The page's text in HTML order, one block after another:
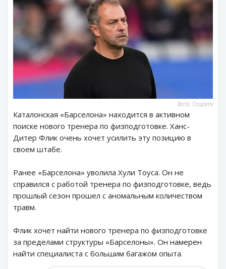
Фото: Соцсети
Каталонская «Барселона» находится в активном
поиске нового тренера по физподготовке. Ханс-
Дитер Флик очень хочет усилить эту позицию в
своем штабе.
Ранее «Барселона» уволила Хули Тоуса. Он не
справился с работой тренера по физподготовке, ведь
прошлый сезон прошел с аномальным количеством
травм.
Флик хочет найти нового тренера по физподготовке
за пределами структуры «Барселоны». Он намерен
найти специалиста с большим багажом опыта.